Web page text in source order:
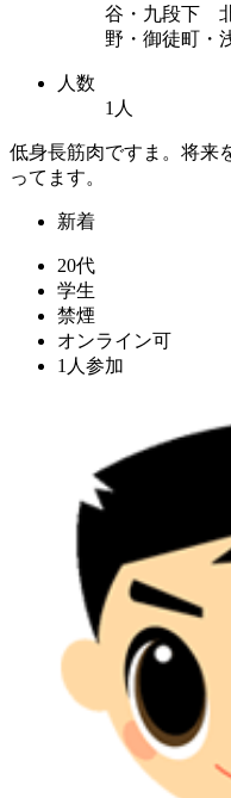
谷・九段下
野・御徒町・
人数
1人
低身長筋肉ですま。将来
ってます。
新着
20代
学生
禁煙
オンライン可
1人参加